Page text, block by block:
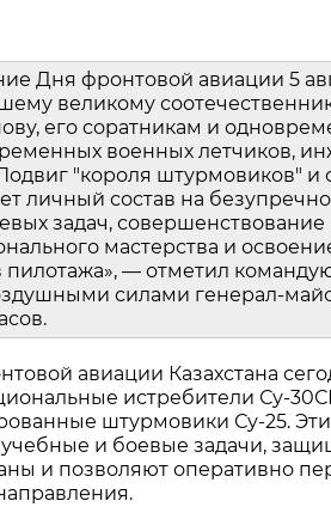
Дня фронтовой авиации 5
великому
его соратникам и
военных летчиков,
"короля штурмовиков" и
личный состав на
задач, совершенствование
мастерства и
пилотажа», — отметил
силами
авиации Казахстана
истребители
штурмовики Су‑25.
и боевые задачи,
и позволяют оперативно